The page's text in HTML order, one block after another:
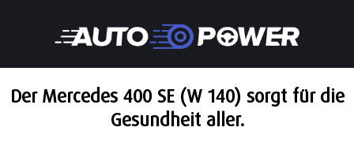
Der Mercedes 400 SE (W 140) sorgt für die
Gesundheit aller.